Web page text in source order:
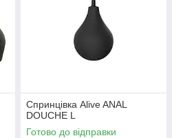
Спринцівка Alive ANAL
DOUCHE L
Готово до відправки